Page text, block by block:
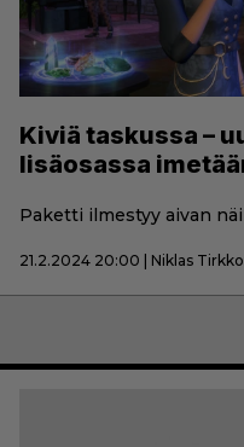
Kiviä taskussa –
lisäosassa
Paketti ilmestyy aivan
21.2.2024 20:00 | Niklas